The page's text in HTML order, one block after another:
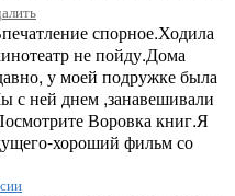
спорное.Ходила
не пойду.Дома
у моей подружке была
с ней днем ,занавешивали
Воровка книг.Я
хороший фильм со